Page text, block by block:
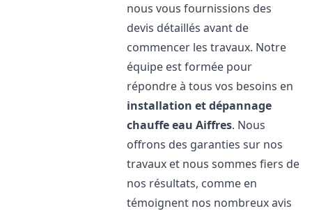
nous vous fournissions des
devis détaillés avant de
commencer les travaux. Notre
équipe est formée pour
répondre à tous vos besoins en
installation et dépannage
chauffe eau Aiffres. Nous
offrons des garanties sur nos
travaux et nous sommes fiers de
nos résultats, comme en
témoignent nos nombreux avis